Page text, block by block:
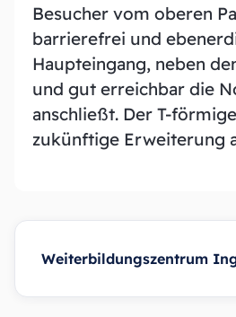
Besucher vom oberen
barrierefrei und
Haupteingang, neben
und gut erreichbar die
anschließt. Der T-
zukünftige Erweiterung
Weiterbildungszentrum